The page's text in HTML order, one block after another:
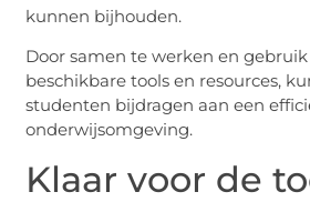
kunnen bijhouden.
Door samen te werken en
beschikbare tools en resources,
studenten bijdragen aan een
onderwijsomgeving.
Klaar voor de